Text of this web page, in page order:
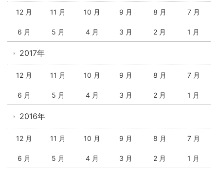
12 月 11 月 10 月 9 月 8 月 7 月
6 月 5 月 4 月 3 月 2 月 1 月
2017年
12 月 11 月 10 月 9 月 8 月 7 月
6 月 5 月 4 月 3 月 2 月 1 月
2016年
12 月 11 月 10 月 9 月 8 月 7 月
6 月 5 月 4 月 3 月 2 月 1 月